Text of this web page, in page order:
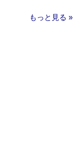
もっと見る »